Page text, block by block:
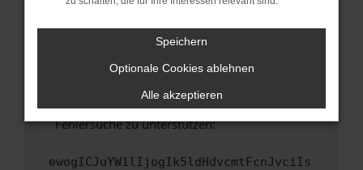
unterstützt werden.
Wende dich an den Webseitenbetreiber.
Wenn du alle oben genannten Schritte versucht
hast, kontaktiere uns bitte. Wir werden
versuchen, das Problem zu beheben. Du kannst
uns diesen Text schicken, um uns bei der
Fehlersuche zu unterstützen:
ewogICJuYW1lIjogIk5ldHdvcmtFcnJvciIs
Speichern
Optionale Cookies ablehnen
Alle akzeptieren